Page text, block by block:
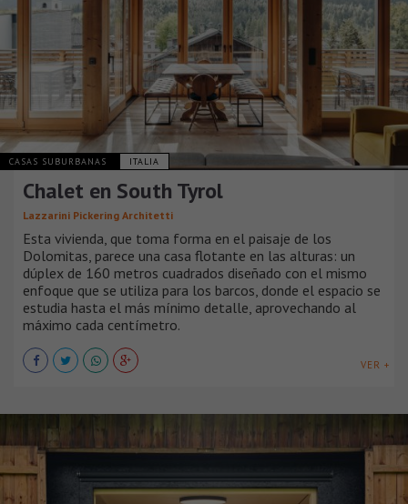
CASAS SUBURBANAS ITALIA
Chalet en South Tyrol
Lazzarini Pickering Architetti
Esta vivienda, que toma forma en el paisaje de los
Dolomitas, parece una casa flotante en las alturas: un
dúplex de 160 metros cuadrados diseñado con el mismo
enfoque que se utiliza para los barcos, donde el espacio se
estudia hasta el más mínimo detalle, aprovechando al
máximo cada centímetro.
VER +